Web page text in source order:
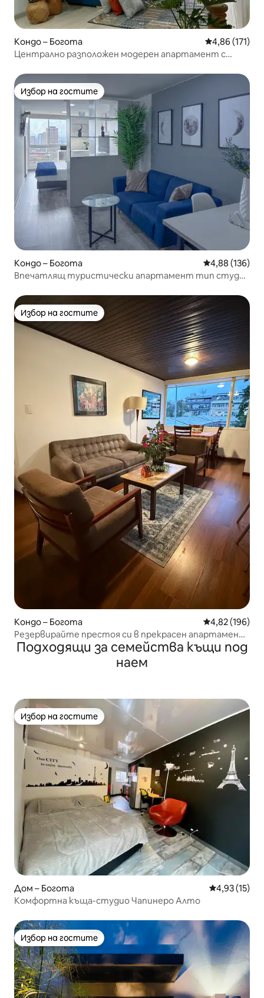
Кондо – Богота Средна
4,86 (171)
Централно разположен модерен апартамент с
Избор на гостите
Избор на гостите
Кондо – Богота Средна
4,88 (136)
Впечатлящ туристически апартамент тип студио
Избор на гостите
Избор на гостите
Кондо – Богота Средна
4,82 (196)
Резервирайте престоя си в прекрасен апартамент
в Богота
Подходящи за семейства къщи под
наем
Избор на гостите
Избор на гостите
Дом – Богота Средна
4,93 (15)
Комфортна къща-студио Чапинеро Алто
Избор на гостите
Избор на гостите